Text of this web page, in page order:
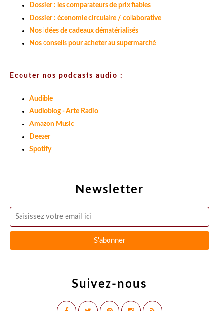
Newsletter
Suivez-nous
Dossier : les comparateurs de prix fiables
Dossier : économie circulaire / collaborative
Nos idées de cadeaux dématérialisés
Nos conseils pour acheter au supermarché
Ecouter nos podcasts audio :
Audible
Audioblog - Arte Radio
Amazon Music
Deezer
Spotify